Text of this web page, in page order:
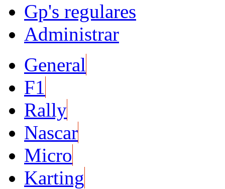
Gp's regulares
Administrar
General
F1
Rally
Nascar
Micro
Karting